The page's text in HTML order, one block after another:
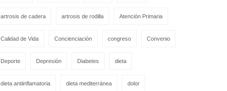
artrosis de cadera artrosis de rodilla Atención Primaria
Calidad de Vida Concienciación congreso Convenio
Deporte Depresión Diabetes dieta
dieta antiinflamatoria dieta mediterránea dolor